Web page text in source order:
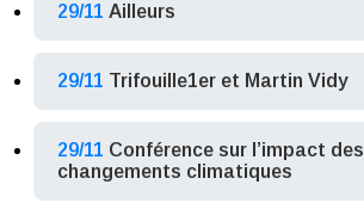
29/11 Ailleurs
29/11 Trifouille1er et Martin Vidy
29/11 Conférence sur l’impact des
changements climatiques